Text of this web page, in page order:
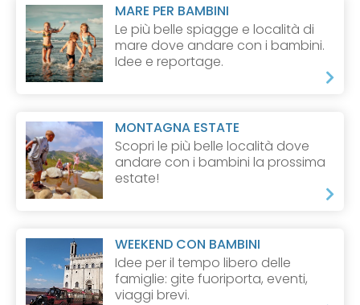
MARE PER BAMBINI
Le più belle spiagge e località di
mare dove andare con i bambini.
Idee e reportage.
MONTAGNA ESTATE
Scopri le più belle località dove
andare con i bambini la prossima
estate!
WEEKEND CON BAMBINI
Idee per il tempo libero delle
famiglie: gite fuoriporta, eventi,
viaggi brevi.